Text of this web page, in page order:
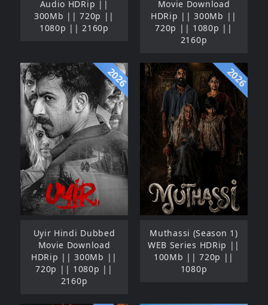
Audio HDRip ||
300Mb || 720p ||
1080p || 2160p
Movie Download
HDRip || 300Mb ||
720p || 1080p ||
2160p
2026
Uyir Hindi Dubbed
Movie Download
HDRip || 300Mb ||
720p || 1080p ||
2160p
2026
Muthassi (Season 1)
WEB Series HDRip ||
100Mb || 720p ||
1080p